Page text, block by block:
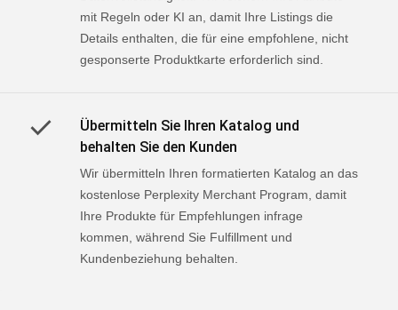
mit Regeln oder KI an, damit Ihre Listings die
Details enthalten, die für eine empfohlene, nicht
gesponserte Produktkarte erforderlich sind.
Übermitteln Sie Ihren Katalog und
behalten Sie den Kunden
Wir übermitteln Ihren formatierten Katalog an das
kostenlose Perplexity Merchant Program, damit
Ihre Produkte für Empfehlungen infrage
kommen, während Sie Fulfillment und
Kundenbeziehung behalten.